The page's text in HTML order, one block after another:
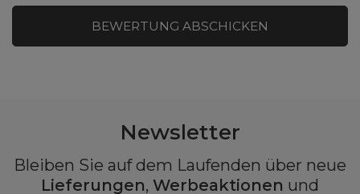
BEWERTUNG ABSCHICKEN
Newsletter
Bleiben Sie auf dem Laufenden über neue
Lieferungen, Werbeaktionen und